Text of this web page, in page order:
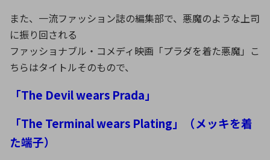
また、一流ファッション誌の編集部で、悪魔のような上司
に振り回される
ファッショナブル・コメディ映画「プラダを着た悪魔」こ
ちらはタイトルそのもので、
「The Devil wears Prada」
「The Terminal wears Plating」（メッキを着
た端子）